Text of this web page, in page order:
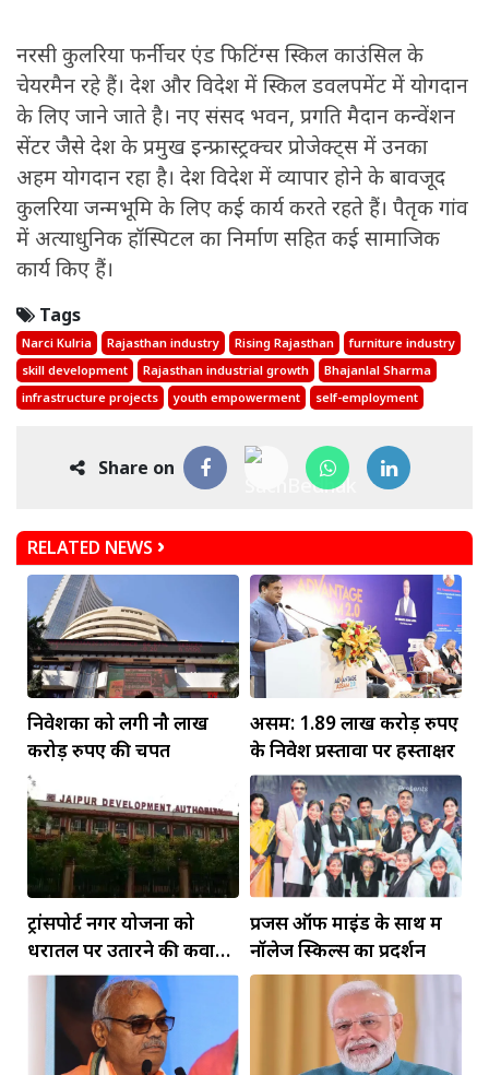
नरसी कुलरिया फर्नीचर एंड फिटिंग्स स्किल काउंसिल के
चेयरमैन रहे हैं। देश और विदेश में स्किल डवलपमेंट में योगदान
के लिए जाने जाते है। नए संसद भवन, प्रगति मैदान कन्वेंशन
सेंटर जैसे देश के प्रमुख इन्फ्रास्ट्रक्चर प्रोजेक्ट्स में उनका
अहम योगदान रहा है। देश विदेश में व्यापार होने के बावजूद
कुलरिया जन्मभूमि के लिए कई कार्य करते रहते हैं। पैतृक गांव
में अत्याधुनिक हॉस्पिटल का निर्माण सहित कई सामाजिक
कार्य किए हैं।
Tags
Narci Kulria Rajasthan industry Rising Rajasthan
furniture industry
skill development
Rajasthan industrial growth
Bhajanlal Sharma
infrastructure projects
youth empowerment self-employment
Share on
RELATED NEWS
निवेशकों को लगी नौ लाख
करोड़ रुपए की चपत
असम: 1.89 लाख करोड़ रुपए
के निवेश प्रस्तावों पर हस्ताक्षर
ट्रांसपोर्ट नगर योजना को
धरातल पर उतारने की कवायद
तेज
प्रजेंस ऑफ माइंड के साथ में
नॉलेज स्किल्स का प्रदर्शन